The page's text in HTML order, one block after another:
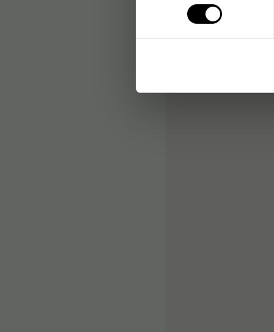
Bouchard er et belgisk
Sortimentet er udviklet
og detail.